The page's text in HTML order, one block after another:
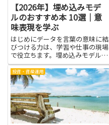
【2026年】埋め込みモデ
ルのおすすめ本 10選｜意
味表現を学ぶ
はじめにデータを言葉の意味に結
びつける力は、学習や仕事の現場
で役立ちます。埋め込みモデルの
意味表現を学ぶと、文章のつなが
りを理解しやすくなり、長い文章
の要点も拾いやすくなります。初
心者でも、身近なニュースや教科
書の段落を手掛かりに練習で
き、...
投資・資産運用